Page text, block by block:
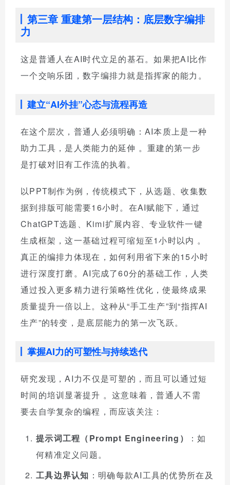
第三章 重建第一层结构：底层数字编排
力
这是普通人在AI时代立足的基石。如果把AI比作
一个交响乐团，数字编排力就是指挥家的能力。
建立“AI外挂”心态与流程再造
在这个层次，普通人必须明确：AI本质上是一种
助力工具，是人类能力的延伸 。重建的第一步
是打破对旧有工作流的执着。
以PPT制作为例，传统模式下，从选题、收集数
据到排版可能需要16小时。在AI赋能下，通过
ChatGPT选题、Kimi扩展内容、专业软件一键
生成框架，这一基础过程可缩短至1小时以内 。
真正的编排力体现在，如何利用省下来的15小时
进行深度打磨。AI完成了60分的基础工作，人类
通过投入更多精力进行策略性优化，使最终成果
质量提升一倍以上。这种从“手工生产”到“指挥AI
生产”的转变，是底层能力的第一次飞跃。
掌握AI力的可塑性与持续迭代
研究发现，AI力不仅是可塑的，而且可以通过短
时间的培训显著提升 。这意味着，普通人不需
要去自学复杂的编程，而应该关注：
提示词工程（Prompt Engineering）
：如
何精准定义问题。
工具边界认知 ：明确每款AI工具的优势所在及